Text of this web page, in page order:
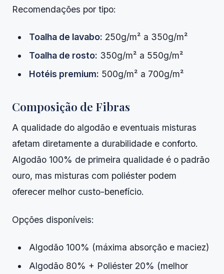
Recomendações por tipo:
Toalha de lavabo: 250g/m² a 350g/m²
Toalha de rosto: 350g/m² a 550g/m²
Hotéis premium: 500g/m² a 700g/m²
Composição de Fibras
A qualidade do algodão e eventuais misturas
afetam diretamente a durabilidade e conforto.
Algodão 100% de primeira qualidade é o padrão
ouro, mas misturas com poliéster podem
oferecer melhor custo-benefício.
Opções disponíveis:
Algodão 100% (máxima absorção e maciez)
Algodão 80% + Poliéster 20% (melhor